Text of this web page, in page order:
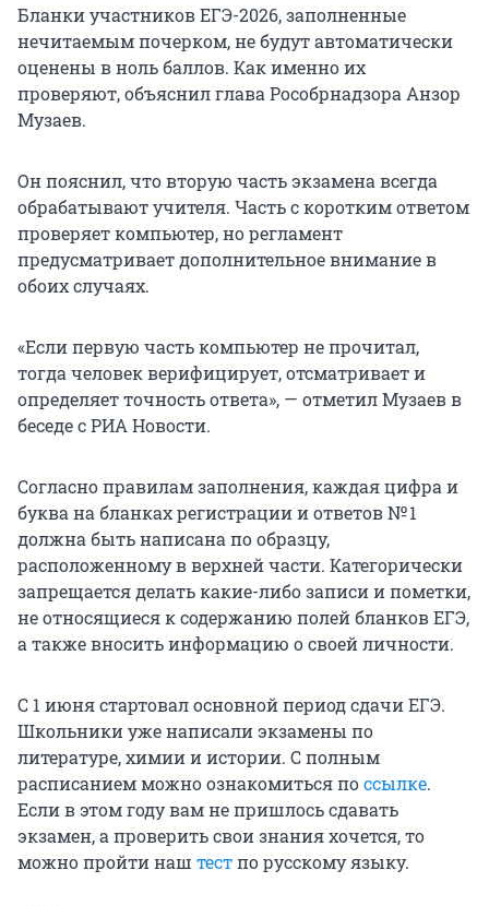
Бланки участников ЕГЭ-2026, заполненные
нечитаемым почерком, не будут автоматически
оценены в ноль баллов. Как именно их
проверяют, объяснил глава Рособрнадзора Анзор
Музаев.
Он пояснил, что вторую часть экзамена всегда
обрабатывают учителя. Часть с коротким ответом
проверяет компьютер, но регламент
предусматривает дополнительное внимание в
обоих случаях.
«Если первую часть компьютер не прочитал,
тогда человек верифицирует, отсматривает и
определяет точность ответа», — отметил Музаев в
беседе с РИА Новости.
Согласно правилам заполнения, каждая цифра и
буква на бланках регистрации и ответов № 1
должна быть написана по образцу,
расположенному в верхней части. Категорически
запрещается делать какие-либо записи и пометки,
не относящиеся к содержанию полей бланков ЕГЭ,
а также вносить информацию о своей личности.
С 1 июня стартовал основной период сдачи ЕГЭ.
Школьники уже написали экзамены по
литературе, химии и истории. С полным
расписанием можно ознакомиться поссылке.
Если в этом году вам не пришлось сдавать
экзамен, а проверить свои знания хочется, то
можно пройти наш тестпо русскому языку.